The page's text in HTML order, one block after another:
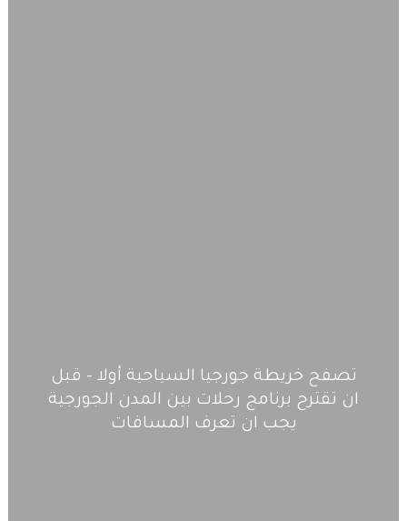
تصفح خريطة جورجيا السياحية أولا – قبل
ان تقترح برنامج رحلات بين المدن الجورجية
يجب ان تعرف المسافات